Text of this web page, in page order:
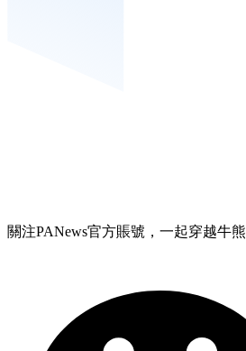
關注PANews官方賬號，一起穿越牛熊